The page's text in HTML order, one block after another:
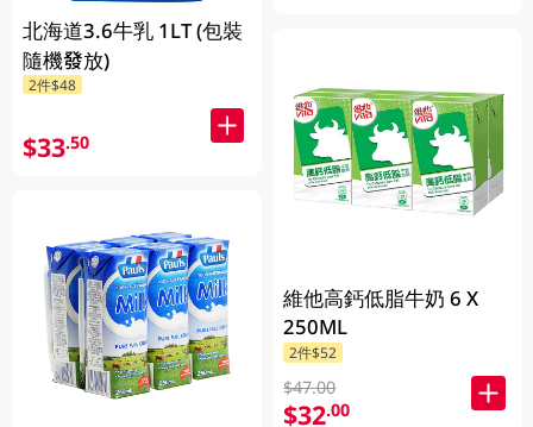
北海道3.6牛乳 1LT (包裝
隨機發放)
2件$48
$33.50
維他高鈣低脂牛奶 6 X
250ML
2件$52
$47.00
$32.00